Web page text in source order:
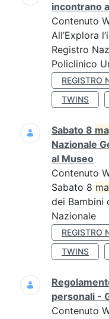
incontrano
Contenuto
All’Explora
Registro
Policlinico
REGISTRO
TWINS
Sabato 8
Nazionale
al Museo
Contenuto
Sabato 8
dei Bambini
Nazionale
REGISTRO
TWINS
personali -
Contenuto